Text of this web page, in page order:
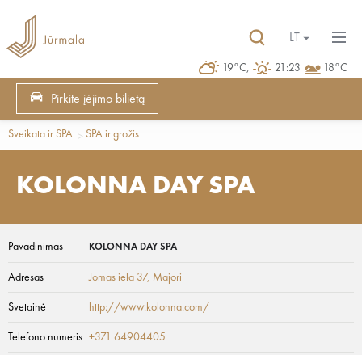
19°C, 21:23 18°C
LT
Pirkite įėjimo bilietą
Sveikata ir SPA SPA ir grožis
KOLONNA DAY SPA
Pavadinimas KOLONNA DAY SPA
Adresas Jomas iela 37, Majori
Svetainė http://www.kolonna.com/
Telefono numeris +371 64904405